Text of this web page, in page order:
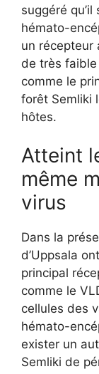
suggéré
hémato-
un récepteur
de très
comme le
forêt Semliki
hôtes.
Atteint
même
virus
Dans la
d’Uppsala
principal
comme le
cellules des
hémato-
exister un
Semliki de